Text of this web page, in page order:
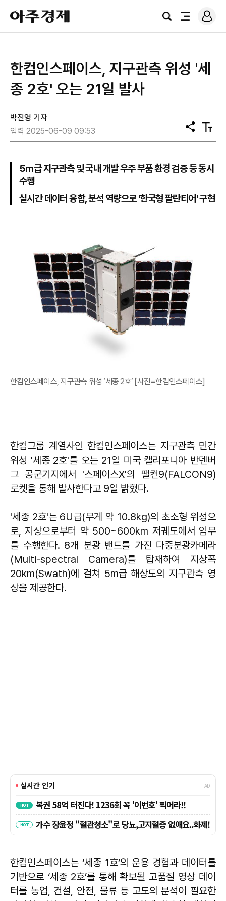
아
주
경
검
전
로
그
한컴인스페이스, 지구관측 위성 '세
종 2호' 오는 21일 발사
박진영 기자
입력 2025-06-09 09:53
공
유
텍
스
기
5m급 지구관측 및 국내 개발 우주 부품 환경 검증 등 동시
수행
실시간 데이터 융합, 분석 역량으로 '한국형 팔란티어' 구현
한컴인스페이스, 지구관측 위성 ‘세종 2호’ [사진=한컴인스페이스]
한컴그룹 계열사인 한컴인스페이스는 지구관측 민간
위성 '세종 2호'를 오는 21일 미국 캘리포니아 반덴버
그 공군기지에서 '스페이스X'의 팰컨9(FALCON9)
로켓을 통해 발사한다고 9일 밝혔다.
'세종 2호'는 6U급(무게 약 10.8kg)의 초소형 위성으
로, 지상으로부터 약 500~600km 저궤도에서 임무
를 수행한다. 8개 분광 밴드를 가진 다중분광카메라
(Multi-spectral Camera)를 탑재하여 지상폭
20km(Swath)에 걸쳐 5m급 해상도의 지구관측 영
상을 제공한다.
한컴인스페이스는 ‘세종 1호’의 운용 경험과 데이터를
기반으로 ‘세종 2호’를 통해 확보될 고품질 영상 데이
터를 농업, 건설, 안전, 물류 등 고도의 분석이 필요한